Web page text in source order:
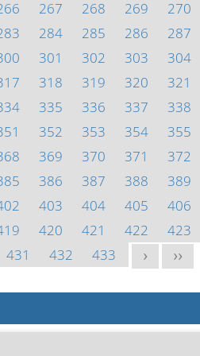
267 268 269 270
284 285 286 287
301 302 303 304
318 319 320 321
335 336 337 338
352 353 354 355
369 370 371 372
386 387 388 389
403 404 405 406
420 421 422 423
431
432 433 > >>